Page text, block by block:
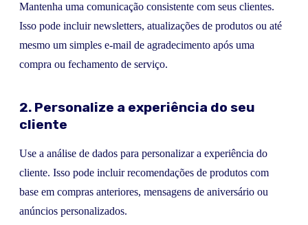
Mantenha uma comunicação consistente com seus clientes.
Isso pode incluir newsletters, atualizações de produtos ou até
mesmo um simples e-mail de agradecimento após uma
compra ou fechamento de serviço.
2. Personalize a experiência do seu
cliente
Use a análise de dados para personalizar a experiência do
cliente. Isso pode incluir recomendações de produtos com
base em compras anteriores, mensagens de aniversário ou
anúncios personalizados.